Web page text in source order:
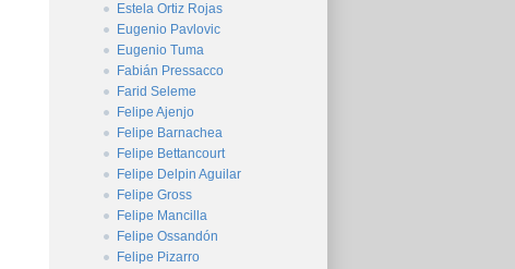
Estela Ortiz Rojas
Eugenio Pavlovic
Eugenio Tuma
Fabián Pressacco
Farid Seleme
Felipe Ajenjo
Felipe Barnachea
Felipe Bettancourt
Felipe Delpin Aguilar
Felipe Gross
Felipe Mancilla
Felipe Ossandón
Felipe Pizarro